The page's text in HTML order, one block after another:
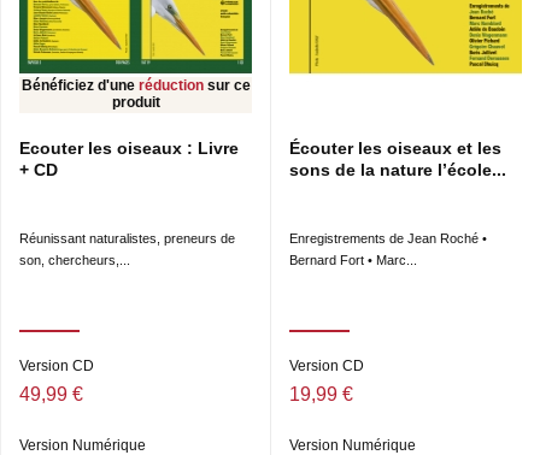
Bénéficiez d'une réduction sur ce
produit
Ecouter les oiseaux : Livre
+ CD
Réunissant naturalistes, preneurs de
son, chercheurs,...
Version CD
49,99 €
Version Numérique
Écouter les oiseaux et les
sons de la nature l’école...
Enregistrements de Jean Roché •
Bernard Fort • Marc...
Version CD
19,99 €
Version Numérique